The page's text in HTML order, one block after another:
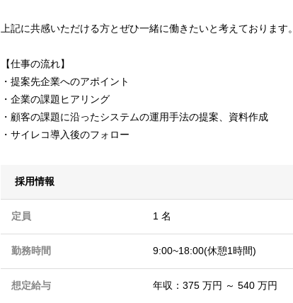
上記に共感いただける方とぜひ一緒に働きたいと考えております。
【仕事の流れ】
・提案先企業へのアポイント
・企業の課題ヒアリング
・顧客の課題に沿ったシステムの運用手法の提案、資料作成
・サイレコ導入後のフォロー
採用情報
定員 1 名
勤務時間 9:00~18:00(休憩1時間)
想定給与 年収：375 万円 ～ 540 万円